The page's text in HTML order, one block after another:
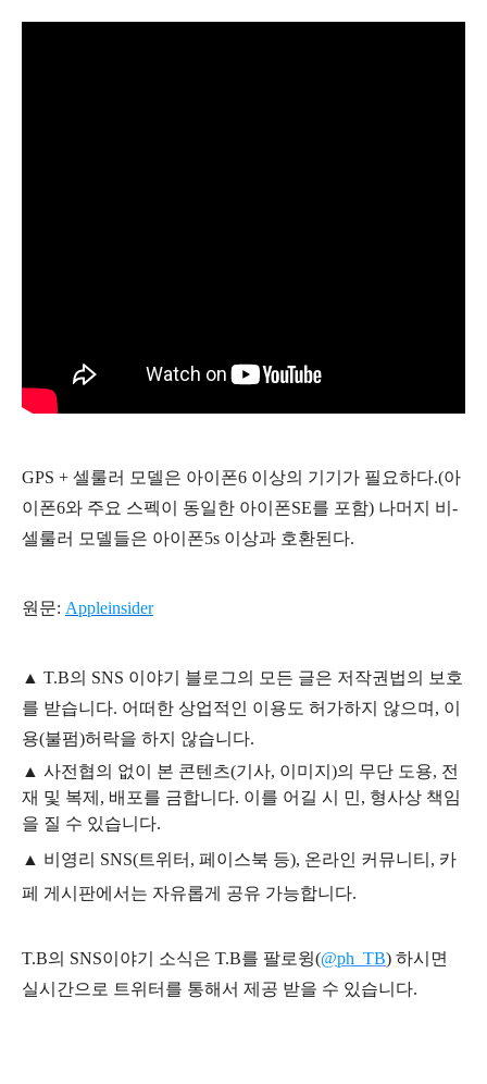
GPS + 셀룰러 모델은 아이폰6 이상의 기기가 필요하다.(아
이폰6와 주요 스펙이 동일한 아이폰SE를 포함) 나머지 비-
셀룰러 모델들은 아이폰5s 이상과 호환된다.
원문: Appleinsider
▲ T.B의 SNS 이야기 블 로그의 모든 글은 저작권법의 보호
를 받습니다. 어떠한 상업적인 이용도 허가하지 않으며, 이
용(불펌)허락을 하지 않습니다.
▲ 사전협의 없이 본 콘텐츠(기사, 이미지)의 무단 도용, 전
재 및 복제, 배포를 금합니다. 이를 어길 시 민, 형사상 책임
을 질 수 있습니다.
▲ 비영리 SNS(트위터, 페이스북 등), 온라인 커뮤니티, 카
페 게시판에서는 자유롭게 공유 가능합니다.
T.B의 SNS이야기 소식은 T.B를 팔로윙(@ph_TB) 하시면
실시간으로 트위터를 통해서 제공 받을 수 있습니다.